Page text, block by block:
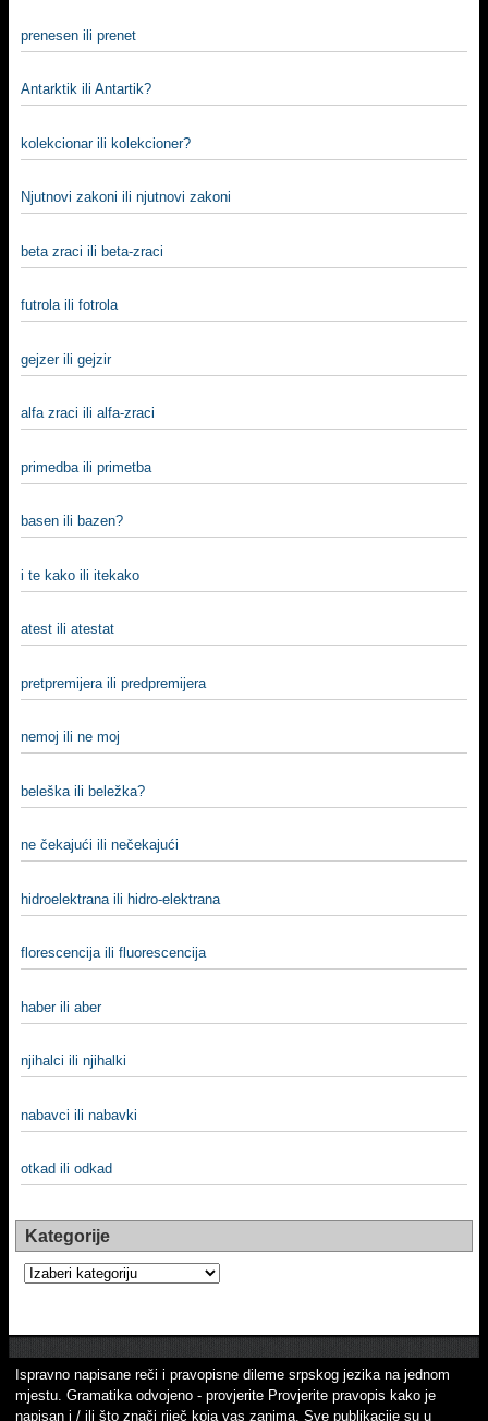
prenesen ili prenet
Antarktik ili Antartik?
kolekcionar ili kolekcioner?
Njutnovi zakoni ili njutnovi zakoni
beta zraci ili beta-zraci
futrola ili fotrola
gejzer ili gejzir
alfa zraci ili alfa-zraci
primedba ili primetba
basen ili bazen?
i te kako ili itekako
atest ili atestat
pretpremijera ili predpremijera
nemoj ili ne moj
beleška ili beležka?
ne čekajući ili nečekajući
hidroelektrana ili hidro-elektrana
florescencija ili fluorescencija
haber ili aber
njihalci ili njihalki
nabavci ili nabavki
otkad ili odkad
Kategorije
Kategorije
Ispravno napisane reči i pravopisne dileme srpskog jezika na jednom
mjestu. Gramatika odvojeno - provjerite Provjerite pravopis kako je
napisan i / ili što znači riječ koja vas zanima. Sve publikacije su u